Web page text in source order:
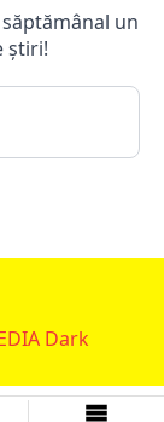
un
știri!